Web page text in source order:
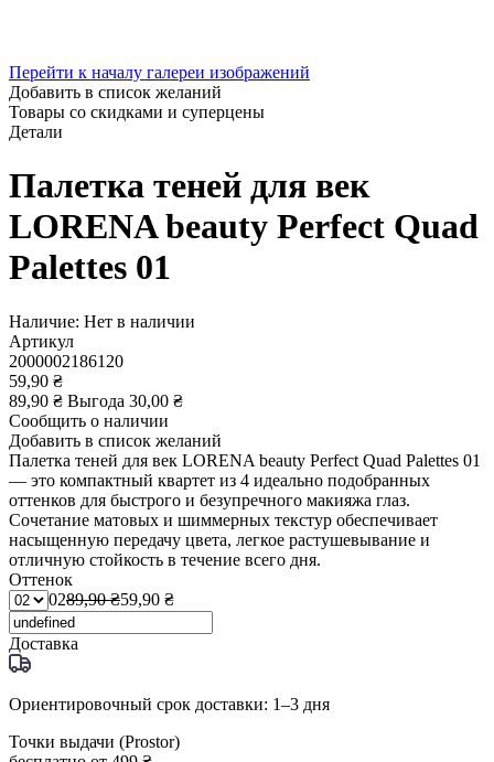
Перейти к началу галереи изображений
Добавить в список желаний
Товары со скидками и суперцены
Детали
Палетка теней для век
LORENA beauty Perfect Quad
Palettes 01
Наличие: Нет в наличии
Артикул
2000002186120
59,90 ₴
89,90 ₴ Выгода 30,00 ₴
Сообщить о наличии
Добавить в список желаний
Палетка теней для век LORENA beauty Perfect Quad Palettes 01
— это компактный квартет из 4 идеально подобранных
оттенков для быстрого и безупречного макияжа глаз.
Сочетание матовых и шиммерных текстур обеспечивает
насыщенную передачу цвета, легкое растушевывание и
отличную стойкость в течение всего дня.
Оттенок
0289,90 ₴59,90 ₴
Доставка
Ориентировочный срок доставки: 1–3 дня
Точки выдачи (Prostor)